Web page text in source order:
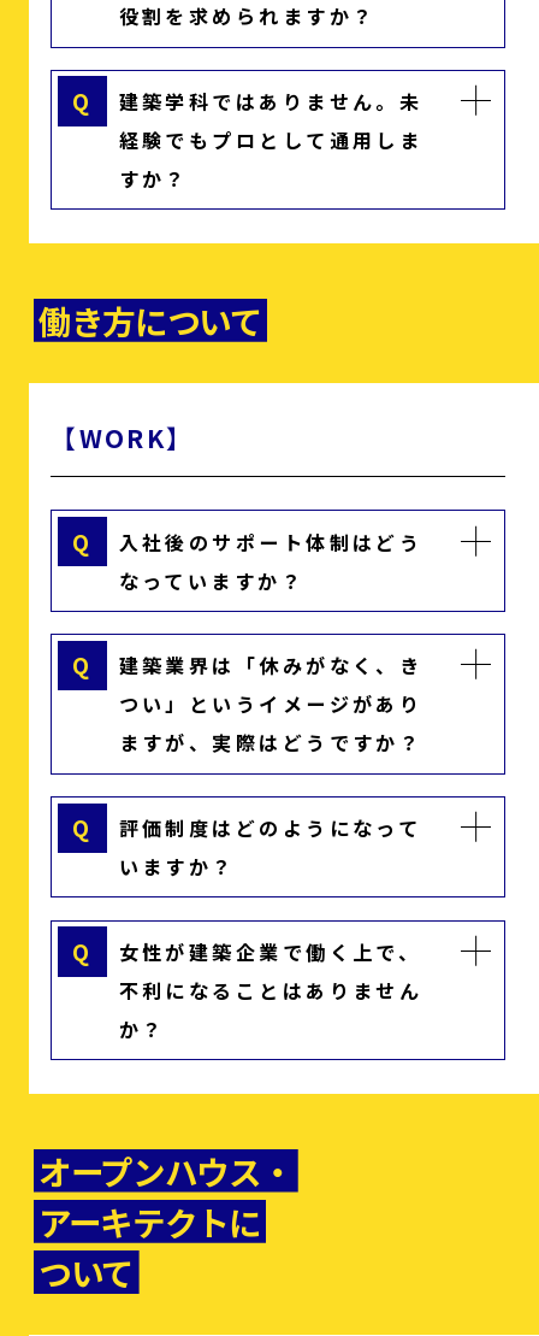
役割を求められますか？
Q
建築学科ではありません。未
経験でもプロとして通用しま
すか？
働き方について
【WORK】
Q
入社後のサポート体制はどう
なっていますか？
Q
建築業界は「休みがなく、き
つい」というイメージがあり
ますが、実際はどうですか？
Q
評価制度はどのようになって
いますか？
Q
女性が建築企業で働く上で、
不利になることはありません
か？
オープンハウス・
アーキテクトに
ついて